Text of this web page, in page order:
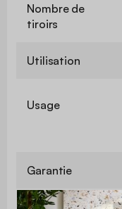
Nombre de
tiroirs
Utilisation
Usage
Garantie